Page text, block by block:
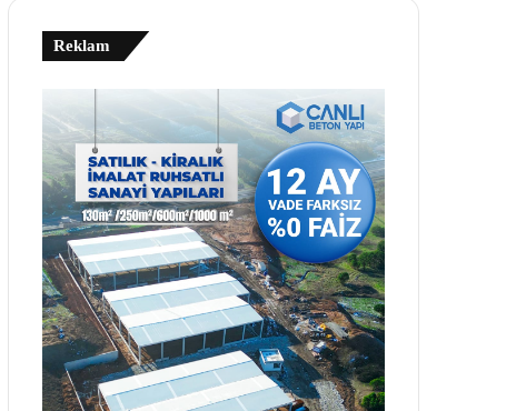
Reklam